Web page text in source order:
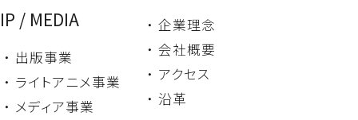
IP / MEDIA
・ 出版事業
・ ライトアニメ事業
・ メディア事業
・ 企業理念
・ 会社概要
・ アクセス
・ 沿革